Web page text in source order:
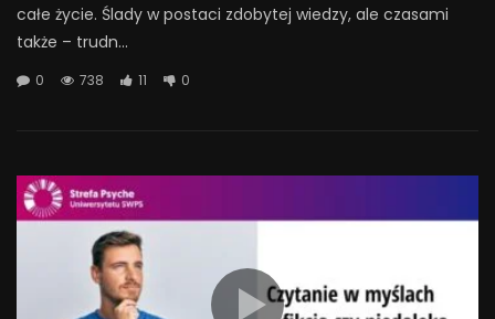
całe życie. Ślady w postaci zdobytej wiedzy, ale czasami
także – trudn...
0 738 11 0